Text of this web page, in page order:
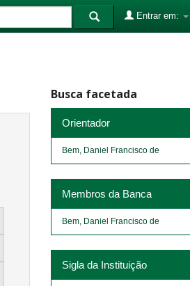
Entrar em:
Busca facetada
Orientador
Bem, Daniel Francisco de
Membros da Banca
Bem, Daniel Francisco de
Sigla da Instituição